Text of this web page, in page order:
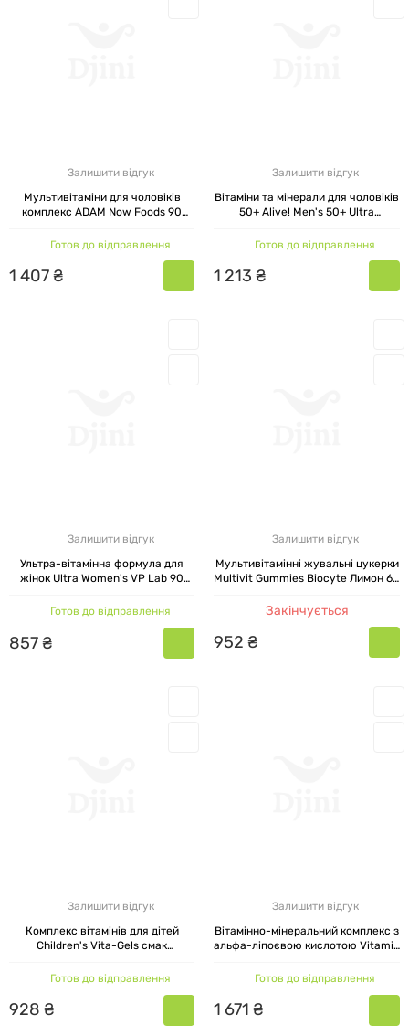
Залишити відгук
Мультивітаміни для чоловіків
комплекс ADAM Now Foods 90
Готов до відправлення
1 407₴
Залишити відгук
Вітаміни та мінерали для чоловіків
50+ Alive! Men's 50+ Ultra
таблеток
Готов до відправлення
1 213 ₴
Залишити відгук
Ультра-вітамінна формула для
жінок Ultra Women's VP Lab 90
Готов до відправлення
857₴
Залишити відгук
Мультивітамінні жувальні цукерки
Multivit Gummies Biocyte Лимон 60
Закінчується
952 ₴
Залишити відгук
Комплекс вітамінів для дітей
Children's Vita-Gels смак
капсул
Готов до відправлення
928 ₴
Залишити відгук
Вітамінно-мінеральний комплекс з
альфа-ліпоєвою кислотою Vitamin
Готов до відправлення
1 671 ₴